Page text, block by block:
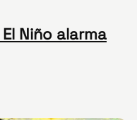
Niño alarma